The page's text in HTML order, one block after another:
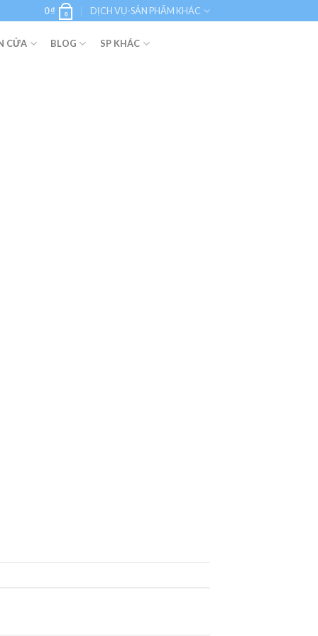
0₫ 0 DỊCH VỤ-SẢN PHẨM KHÁC
CỬA BLOG SP KHÁC